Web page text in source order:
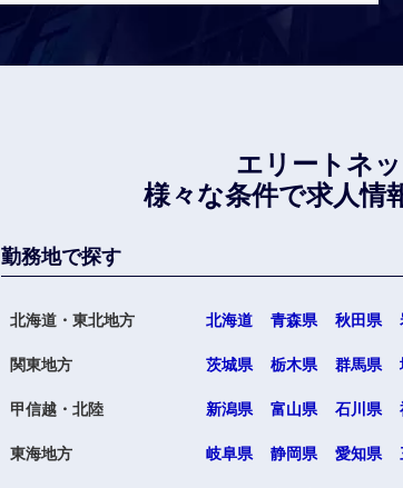
エリートネ
様々な条件で求人情
勤務地で探す
北海道・東北地方 北海道 青森県 秋田県
関東地方 茨城県 栃木県 群馬県
甲信越・北陸 新潟県 富山県 石川県
東海地方 岐阜県 静岡県 愛知県